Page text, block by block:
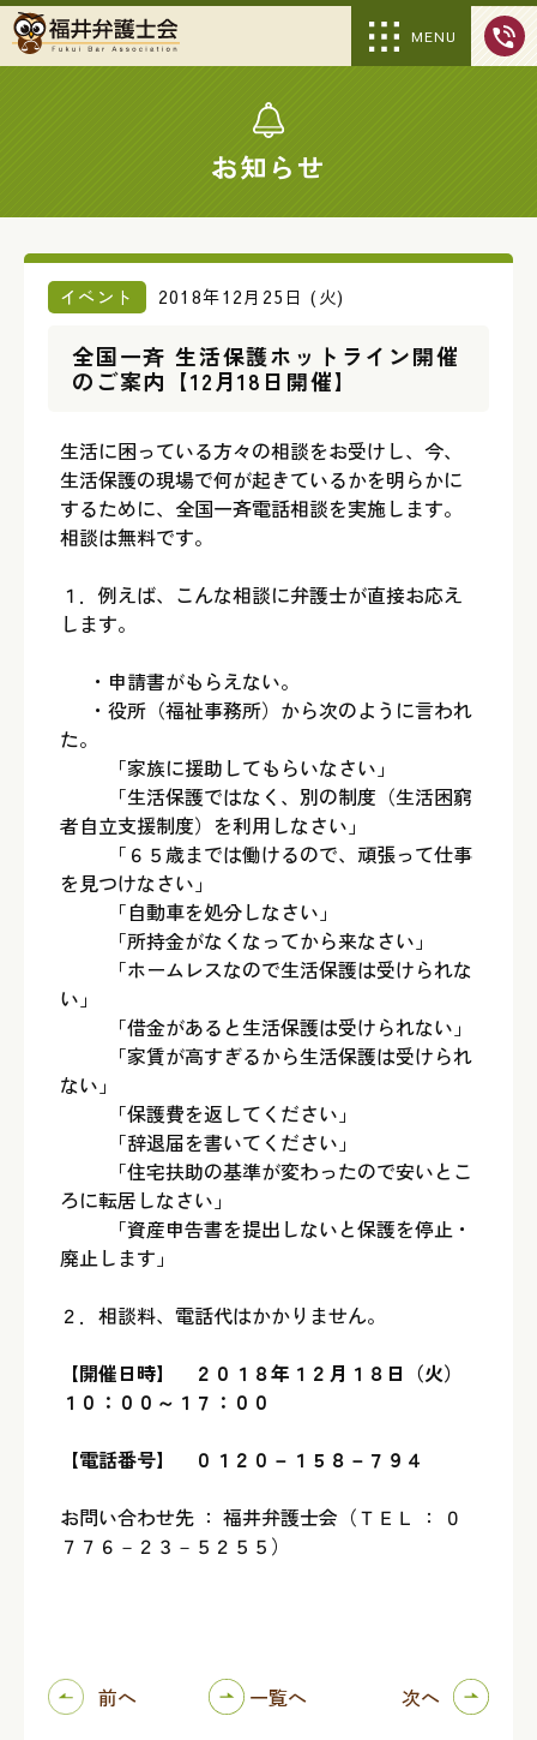
MENU
お知らせ
イベント 2018年12月25日 (火)
全国一斉 生活保護ホットライン開催
のご案内【12月18日開催】
生活に困っている方々の相談をお受けし、今、
生活保護の現場で何が起きているかを明らかに
するために、全国一斉電話相談を実施します。
相談は無料です。
１．例えば、こんな相談に弁護士が直接お応え
します。
・申請書がもらえない。
・役所（福祉事務所）から次のように言われ
た。
「家族に援助してもらいなさい」
「生活保護ではなく、別の制度（生活困窮
者自立支援制度）を利用しなさい」
「６５歳までは働けるので、頑張って仕事
を見つけなさい」
「自動車を処分しなさい」
「所持金がなくなってから来なさい」
「ホームレスなので生活保護は受けられな
い」
「借金があると生活保護は受けられない」
「家賃が高すぎるから生活保護は受けられ
ない」
「保護費を返してください」
「辞退届を書いてください」
「住宅扶助の基準が変わったので安いとこ
ろに転居しなさい」
「資産申告書を提出しないと保護を停止・
廃止します」
２．相談料、電話代はかかりません。
【開催日時】 ２０１８年１２月１８日（火）
１０：００～１７：００
【電話番号】 ０１２０－１５８－７９４
お問い合わせ先 ： 福井弁護士会（ＴＥＬ ： ０
７７６－２３－５２５５）
前へ 一覧へ 次へ